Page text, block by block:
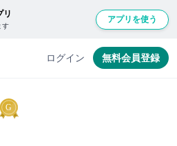
リ
す
アプリを使う
ログイン 無料会員登録